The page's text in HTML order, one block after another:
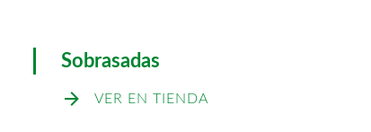
Sobrasadas
VER EN TIENDA